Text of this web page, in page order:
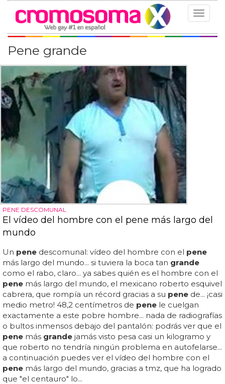
Toggle
Pene grande
PENE DESCOMUNAL
El vídeo del hombre con el pene más largo del
mundo
Un pene descomunal: vídeo del hombre con el pene
más largo del mundo... si tuviera la boca tan grande
como el rabo, claro... ya sabes quién es el hombre con el
pene más largo del mundo, el mexicano roberto esquivel
cabrera, que rompía un récord gracias a su pene de... ¡casi
medio metro! 48,2 centímetros de pene le cuelgan
exactamente a este pobre hombre... nada de radiografías
o bultos inmensos debajo del pantalón: podrás ver que el
pene más grande jamás visto pesa casi un kilogramo y
que roberto no tendría ningún problema en autofelarse...
a continuación puedes ver el vídeo del hombre con el
pene más largo del mundo, gracias a tmz, que ha logrado
que "el centauro" lo...